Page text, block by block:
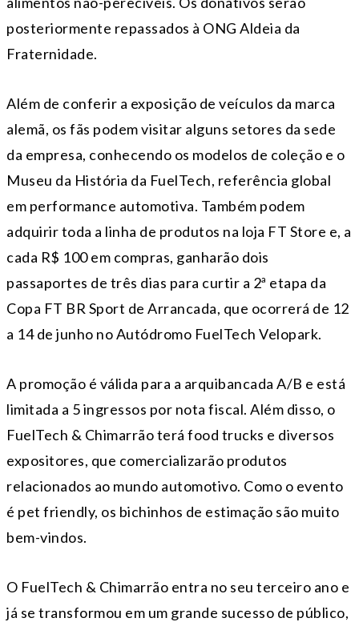
posteriormente repassados à ONG Aldeia da
Fraternidade.
Além de conferir a exposição de veículos da marca
alemã, os fãs podem visitar alguns setores da sede
da empresa, conhecendo os modelos de coleção e o
Museu da História da FuelTech, referência global
em performance automotiva. Também podem
adquirir toda a linha de produtos na loja FT Store e, a
cada R$ 100 em compras, ganharão dois
passaportes de três dias para curtir a 2ª etapa da
Copa FT BR Sport de Arrancada, que ocorrerá de 12
a 14 de junho no Autódromo FuelTech Velopark.
A promoção é válida para a arquibancada A/B e está
limitada a 5 ingressos por nota fiscal. Além disso, o
FuelTech & Chimarrão terá food trucks e diversos
expositores, que comercializarão produtos
relacionados ao mundo automotivo. Como o evento
é pet friendly, os bichinhos de estimação são muito
bem-vindos.
O FuelTech & Chimarrão entra no seu terceiro ano e
já se transformou em um grande sucesso de público,